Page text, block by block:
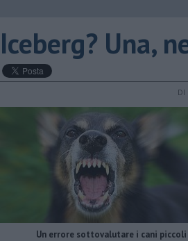
Iceberg? Una,
DI
Un errore sottovalutare i cani piccoli